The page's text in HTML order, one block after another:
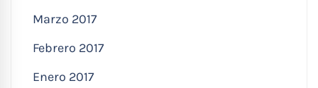
Marzo 2017
Febrero 2017
Enero 2017